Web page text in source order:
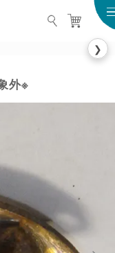
LIFE
❯
外※